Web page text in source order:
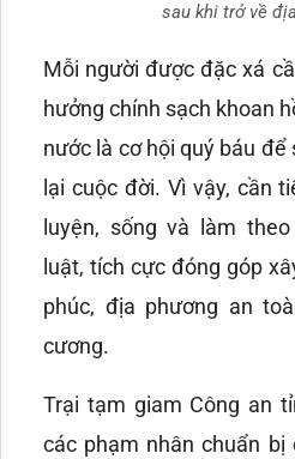
sau khi trở về
Mỗi người được đặc xá
hưởng chính sạch khoan
nước là cơ hội quý báu
lại cuộc đời. Vì vậy, cần
luyện, sống và làm
luật, tích cực đóng góp
phúc, địa phương an
cương.
Trại tạm giam Công an
các phạm nhân chuẩn